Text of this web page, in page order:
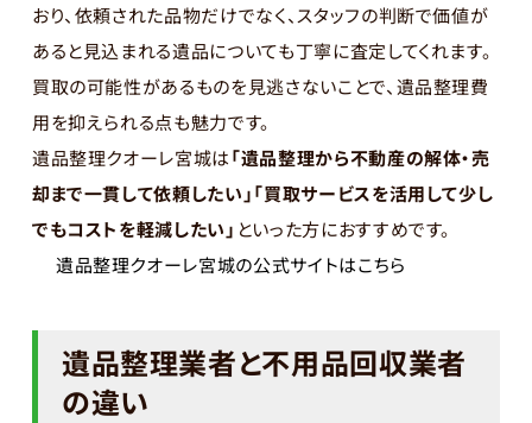
おり、依頼された品物だけでなく、スタッフの判断で価値が
あると見込まれる遺品についても丁寧に査定してくれます。
買取の可能性があるものを見逃さないことで、遺品整理費
用を抑えられる点も魅力です。
遺品整理クオーレ宮城は「遺品整理から不動産の解体・売
却まで一貫して依頼したい」「買取サービスを活用して少し
でもコストを軽減したい」 といった方におすすめです。
遺品整理クオーレ宮城の公式サイトはこちら
遺品整理業者と不用品回収業者
の違い